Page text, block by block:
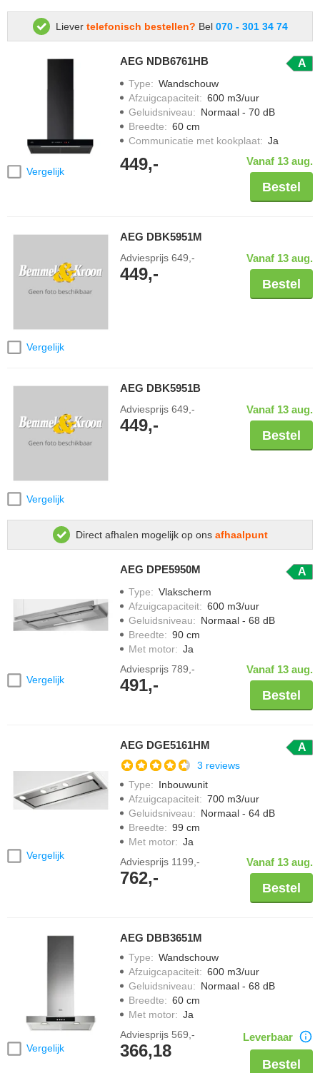
Liever telefonisch bestellen? Bel 070 - 301 34 74
Vergelijk
AEG NDB6761HB A
Type: Wandschouw
Afzuigcapaciteit: 600 m3/uur
Geluidsniveau: Normaal - 70 dB
Breedte: 60 cm
Communicatie met kookplaat: Ja
449,- Vanaf 13 aug.
Bestel
Vergelijk
AEG DBK5951M
Adviesprijs 649,-
449,-
Vanaf 13 aug.
Bestel
Vergelijk
AEG DBK5951B
Adviesprijs 649,-
449,-
Vanaf 13 aug.
Bestel
Direct afhalen mogelijk op ons afhaalpunt
Vergelijk
AEG DPE5950M A
Type: Vlakscherm
Afzuigcapaciteit: 600 m3/uur
Geluidsniveau: Normaal - 68 dB
Breedte: 90 cm
Met motor: Ja
Adviesprijs 789,-
491,-
Vanaf 13 aug.
Bestel
Vergelijk
AEG DGE5161HM A
3 reviews
Type: Inbouwunit
Afzuigcapaciteit: 700 m3/uur
Geluidsniveau: Normaal - 64 dB
Breedte: 99 cm
Met motor: Ja
Adviesprijs 1199,-
762,-
Vanaf 13 aug.
Bestel
Vergelijk
AEG DBB3651M
Type: Wandschouw
Afzuigcapaciteit: 600 m3/uur
Geluidsniveau: Normaal - 68 dB
Breedte: 60 cm
Met motor: Ja
Adviesprijs 569,-
366,18
Leverbaar
Bestel